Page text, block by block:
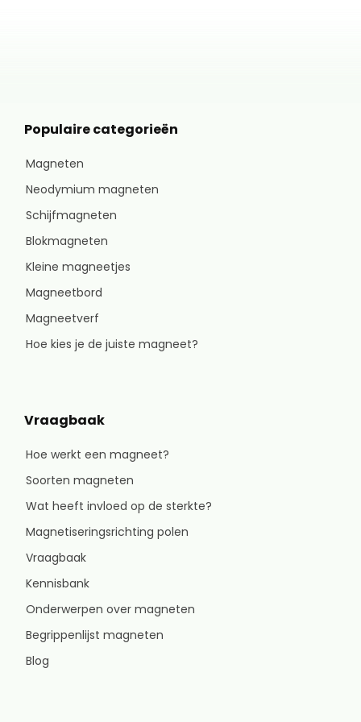
Populaire categorieën
Magneten
Neodymium magneten
Schijfmagneten
Blokmagneten
Kleine magneetjes
Magneetbord
Magneetverf
Hoe kies je de juiste magneet?
Vraagbaak
Hoe werkt een magneet?
Soorten magneten
Wat heeft invloed op de sterkte?
Magnetiseringsrichting polen
Vraagbaak
Kennisbank
Onderwerpen over magneten
Begrippenlijst magneten
Blog